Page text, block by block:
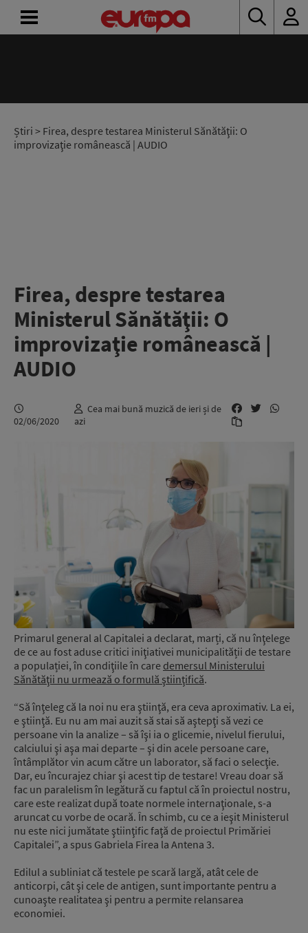
Știri > Firea, despre testarea Ministerul Sănătăţii: O
improvizaţie românească | AUDIO
Firea, despre testarea
Ministerul Sănătăţii: O
improvizaţie românească |
AUDIO
02/06/2020
Cea mai bună muzică de ieri și de
azi
Primarul general al Capitalei a declarat, marți, că nu înţelege
de ce au fost aduse critici iniţiativei municipalității de testare
a populației, în condiţiile în care demersul Ministerului
Sănătăţii nu urmează o formulă ştiinţifică.
“Să înţeleg că la noi nu era ştiinţă, era ceva aproximativ. La ei,
e ştiinţă. Eu nu am mai auzit să stai să aştepţi să vezi ce
persoane vin la analize – să îşi ia o glicemie, nivelul fierului,
calciului şi aşa mai departe – şi din acele persoane care,
întâmplător vin acum către un laborator, să faci o selecţie.
Dar, eu încurajez chiar şi acest tip de testare! Vreau doar să
fac un paralelism în legătură cu faptul că în proiectul nostru,
care este realizat după toate normele internaţionale, s-a
aruncat cu vorbe de ocară. În schimb, cu ce a ieşit Ministerul
nu este nici jumătate ştiinţific faţă de proiectul Primăriei
Capitalei”, a spus Gabriela Firea la Antena 3.
Edilul a subliniat că testele pe scară largă, atât cele de
anticorpi, cât şi cele de antigen, sunt importante pentru a
cunoaşte realitatea şi pentru a permite relansarea
economiei.
RADIO